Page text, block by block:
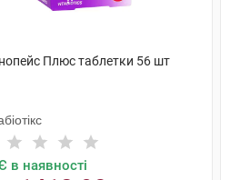
Плюс таблетки 56 шт
в наявності